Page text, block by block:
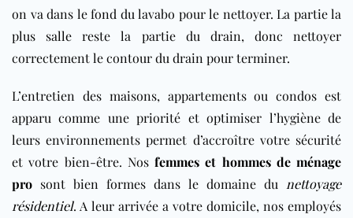
on va dans le fond du lavabo pour le nettoyer. La partie la
plus salle reste la partie du drain, donc nettoyer
correctement le contour du drain pour terminer.
L’entretien des maisons, appartements ou condos est
apparu comme une priorité et optimiser l’hygiène de
leurs environnements permet d’accroître votre sécurité
et votre bien-être. Nos femmes et hommes de ménage
pro sont bien formes dans le domaine du nettoyage
résidentiel. A leur arrivée a votre domicile, nos employés